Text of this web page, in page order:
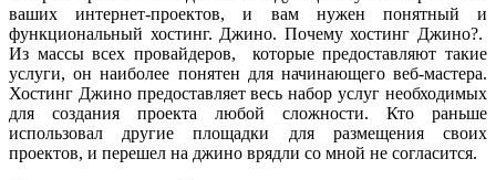
ваших интернет-проектов, и вам нужен понятный и
функциональный хостинг. Джино. Почему хостинг Джино?.
Из массы всех провайдеров, которые предоставляют такие
услуги, он наиболее понятен для начинающего веб-мастера.
Хостинг Джино предоставляет весь набор услуг необходимых
для создания проекта любой сложности. Кто раньше
использовал другие площадки для размещения своих
проектов, и перешел на джино врядли со мной не согласится.